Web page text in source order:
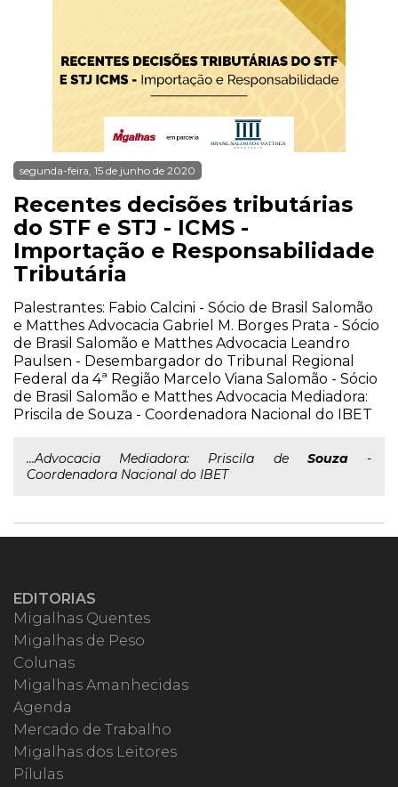
segunda-feira, 15 de junho de 2020
Recentes decisões tributárias
do STF e STJ - ICMS -
Importação e Responsabilidade
Tributária
Palestrantes: Fabio Calcini - Sócio de Brasil Salomão
e Matthes Advocacia Gabriel M. Borges Prata - Sócio
de Brasil Salomão e Matthes Advocacia Leandro
Paulsen - Desembargador do Tribunal Regional
Federal da 4ª Região Marcelo Viana Salomão - Sócio
de Brasil Salomão e Matthes Advocacia Mediadora:
Priscila de Souza - Coordenadora Nacional do IBET
...Advocacia Mediadora: Priscila de Souza-
Coordenadora Nacional do IBET
EDITORIAS
Migalhas Quentes
Migalhas de Peso
Colunas
Migalhas Amanhecidas
Agenda
Mercado de Trabalho
Migalhas dos Leitores
Pílulas